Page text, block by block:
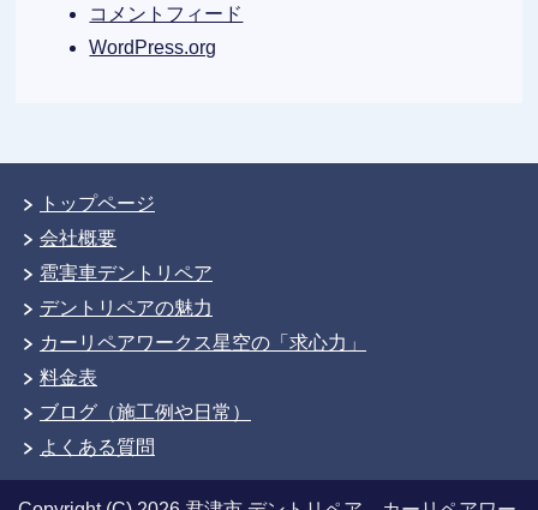
コメントフィード
WordPress.org
トップページ
会社概要
雹害車デントリペア
デントリペアの魅力
カーリペアワークス星空の「求心力」
料金表
ブログ（施工例や日常）
よくある質問